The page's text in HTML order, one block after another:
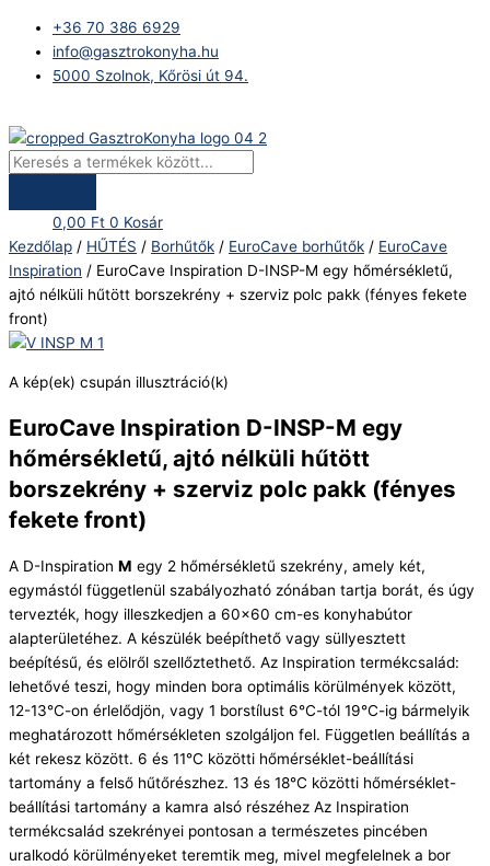
content
+36 70 386 6929
info@gasztrokonyha.hu
5000 Szolnok, Kőrösi út 94.
search
0,00 Ft 0 Kosár
Kezdőlap / HŰTÉS / Borhűtők / EuroCave borhűtők / EuroCave
Inspiration / EuroCave Inspiration D-INSP-M egy hőmérsékletű,
ajtó nélküli hűtött borszekrény + szerviz polc pakk (fényes fekete
front)
A kép(ek) csupán illusztráció(k)
EuroCave Inspiration D-INSP-M egy
hőmérsékletű, ajtó nélküli hűtött
borszekrény + szerviz polc pakk (fényes
fekete front)
A D-Inspiration M egy 2 hőmérsékletű szekrény, amely két,
egymástól függetlenül szabályozható zónában tartja borát, és úgy
tervezték, hogy illeszkedjen a 60×60 cm-es konyhabútor
alapterületéhez. A készülék beépíthető vagy süllyesztett
beépítésű, és elölről szellőztethető. Az Inspiration termékcsalád:
lehetővé teszi, hogy minden bora optimális körülmények között,
12-13°C-on érlelődjön, vagy 1 borstílust 6°C-tól 19°C-ig bármelyik
meghatározott hőmérsékleten szolgáljon fel. Független beállítás a
két rekesz között. 6 és 11°C közötti hőmérséklet-beállítási
tartomány a felső hűtőrészhez. 13 és 18°C közötti hőmérséklet-
beállítási tartomány a kamra alsó részéhez Az Inspiration
termékcsalád szekrényei pontosan a természetes pincében
uralkodó körülményeket teremtik meg, mivel megfelelnek a bor
Inspiration
D-
INSP-
egy
hőmérsékletű,
ajtó
hűtött
borszekrény
+
szerviz
polc
pakk
(fényes
fekete
front)